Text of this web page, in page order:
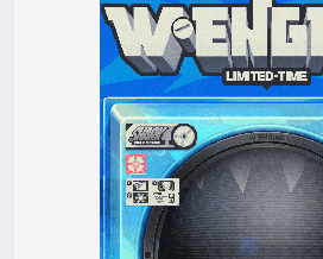
Engine-Banner zu ziehen.
Über autorisierte
Zenless Zone Zero
könnt ihr euer Zenless Zone
sicher und schnell aufstocken.
Warum Zenless Zone Zero Top
Falls Spieler ein Zenless Zone
https://www.lootbar.com/
zone-zero?utm_source=blog)
Film durchführen möchten,